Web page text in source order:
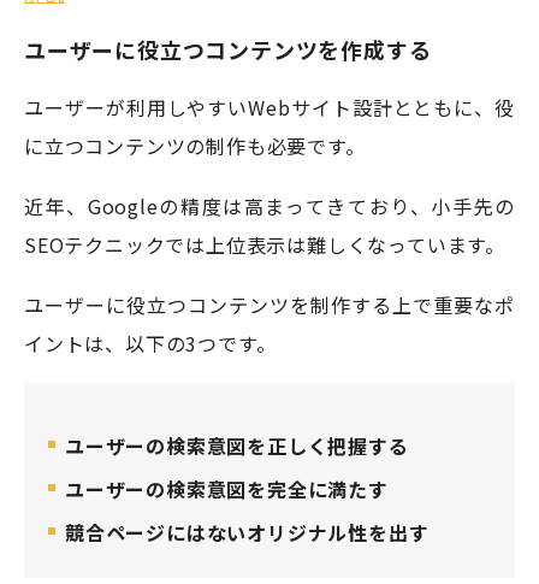
ユーザーに役立つコンテンツを作成する
ユーザーが利用しやすいWebサイト設計とともに、役
に立つコンテンツの制作も必要です。
近年、Googleの精度は高まってきており、小手先の
SEOテクニックでは上位表示は難しくなっています。
ユーザーに役立つコンテンツを制作する上で重要なポ
イントは、以下の3つです。
ユーザーの検索意図を正しく把握する
ユーザーの検索意図を完全に満たす
競合ページにはないオリジナル性を出す